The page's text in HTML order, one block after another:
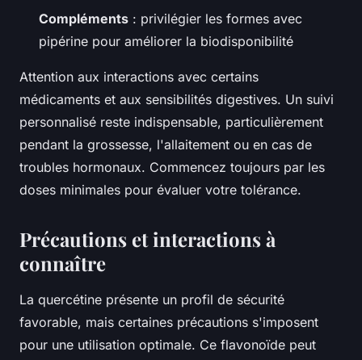
Compléments : privilégier les formes avec
pipérine pour améliorer la biodisponibilité
Attention aux interactions avec certains
médicaments et aux sensibilités digestives. Un suivi
personnalisé reste indispensable, particulièrement
pendant la grossesse, l'allaitement ou en cas de
troubles hormonaux. Commencez toujours par les
doses minimales pour évaluer votre tolérance.
Précautions et interactions à
connaître
La quercétine présente un profil de sécurité
favorable, mais certaines précautions s'imposent
pour une utilisation optimale. Ce flavonoïde peut